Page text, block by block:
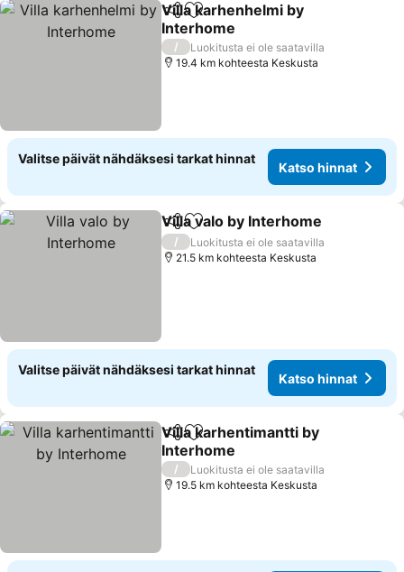
Jaa Lisää suosikkeihin
Villa karhenhelmi by
Interhome
Katso hinnat
/
Luokitusta ei ole saatavilla
19.4 km kohteesta Keskusta
Valitse päivät nähdäksesi tarkat hinnat
Katso hinnat
Jaa Lisää suosikkeihin
Villa valo by Interhome
/
Luokitusta ei ole saatavilla
21.5 km kohteesta Keskusta
Valitse päivät nähdäksesi tarkat hinnat
Katso hinnat
Jaa Lisää suosikkeihin
Villa karhentimantti by
Interhome
Katso hinnat
/
Luokitusta ei ole saatavilla
19.5 km kohteesta Keskusta